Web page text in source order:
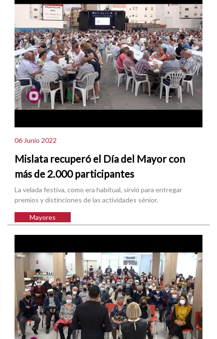
06 Junio 2022
Mislata recuperó el Día del Mayor con
más de 2.000 participantes
La velada festiva, como era habitual, sirvió para entregar
premios y distinciones de las actividades sénior.
Mayores